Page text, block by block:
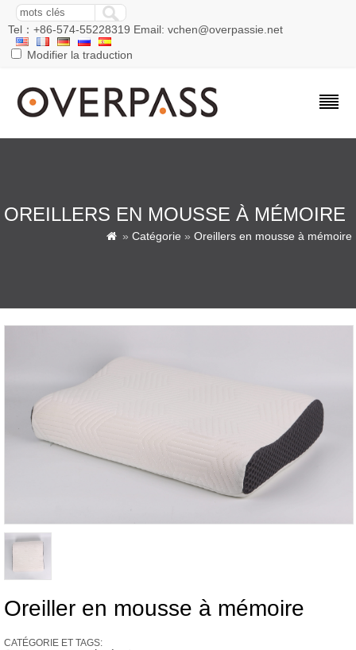
Tel：+86-574-55228319 Email: vchen@overpassie.net
Modifier la traduction
OREILLERS EN MOUSSE À MÉMOIRE
 » Catégorie » Oreillers en mousse à mémoire
Oreiller en mousse à mémoire
CATÉGORIE ET ​​TAGS: